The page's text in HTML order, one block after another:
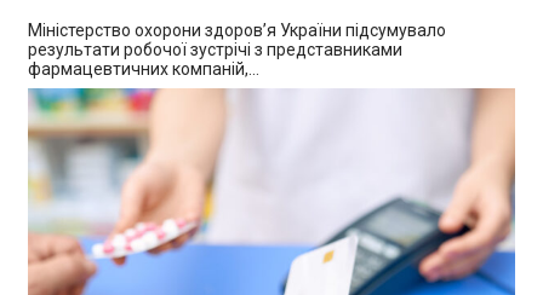
Міністерство охорони здоров’я України підсумувало
результати робочої зустрічі з представниками
фармацевтичних компаній,…